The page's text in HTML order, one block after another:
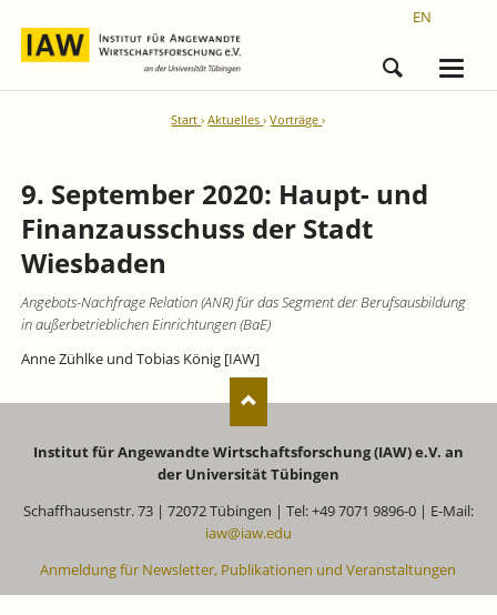
EN
Start Aktuelles Vorträge
9. September 2020: Haupt- und
Finanzausschuss der Stadt
Wiesbaden
Angebots-Nachfrage Relation (ANR) für das Segment der Berufsausbildung
in außerbetrieblichen Einrichtungen (BaE)
Anne Zühlke und Tobias König [IAW]
Institut für Angewandte Wirtschaftsforschung (IAW) e.V. an
der Universität Tübingen
Schaffhausenstr. 73 | 72072 Tübingen | Tel: +49 7071 9896-0 | E-Mail:
iaw@iaw.edu
Anmeldung für Newsletter, Publikationen und Veranstaltungen